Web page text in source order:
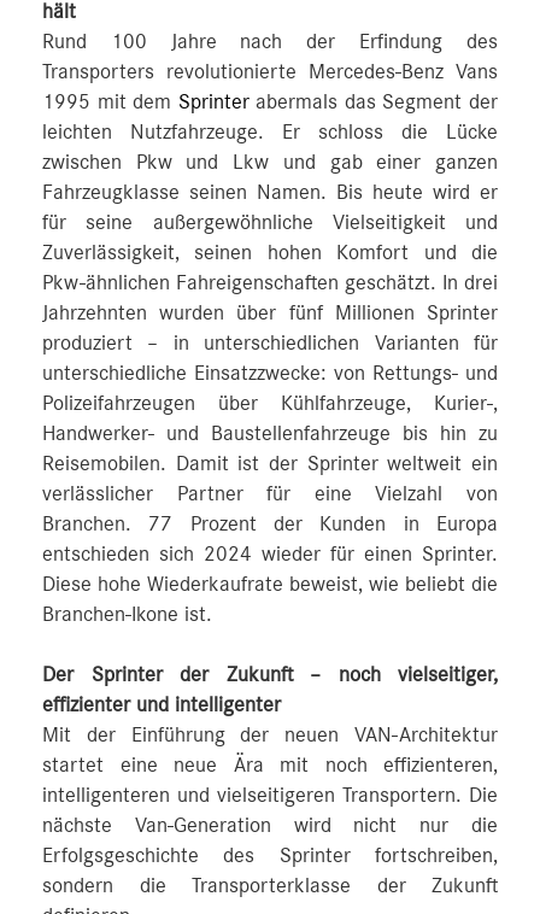
hält
Rund 100 Jahre nach der Erfindung des
Transporters revolutionierte Mercedes-Benz Vans
1995 mit dem Sprinterabermals das Segment der
leichten Nutzfahrzeuge. Er schloss die Lücke
zwischen Pkw und Lkw und gab einer ganzen
Fahrzeugklasse seinen Namen. Bis heute wird er
für seine außergewöhnliche Vielseitigkeit und
Zuverlässigkeit, seinen hohen Komfort und die
Pkw-ähnlichen Fahreigenschaften geschätzt. In drei
Jahrzehnten wurden über fünf Millionen Sprinter
produziert – in unterschiedlichen Varianten für
unterschiedliche Einsatzzwecke: von Rettungs- und
Polizeifahrzeugen über Kühlfahrzeuge, Kurier-,
Handwerker- und Baustellenfahrzeuge bis hin zu
Reisemobilen. Damit ist der Sprinter weltweit ein
verlässlicher Partner für eine Vielzahl von
Branchen. 77 Prozent der Kunden in Europa
entschieden sich 2024 wieder für einen Sprinter.
Diese hohe Wiederkaufrate beweist, wie beliebt die
Branchen-Ikone ist.
Der Sprinter der Zukunft – noch vielseitiger,
effizienter und intelligenter
Mit der Einführung der neuen VAN-Architektur
startet eine neue Ära mit noch effizienteren,
intelligenteren und vielseitigeren Transportern. Die
nächste Van-Generation wird nicht nur die
Erfolgsgeschichte des Sprinter fortschreiben,
sondern die Transporterklasse der Zukunft